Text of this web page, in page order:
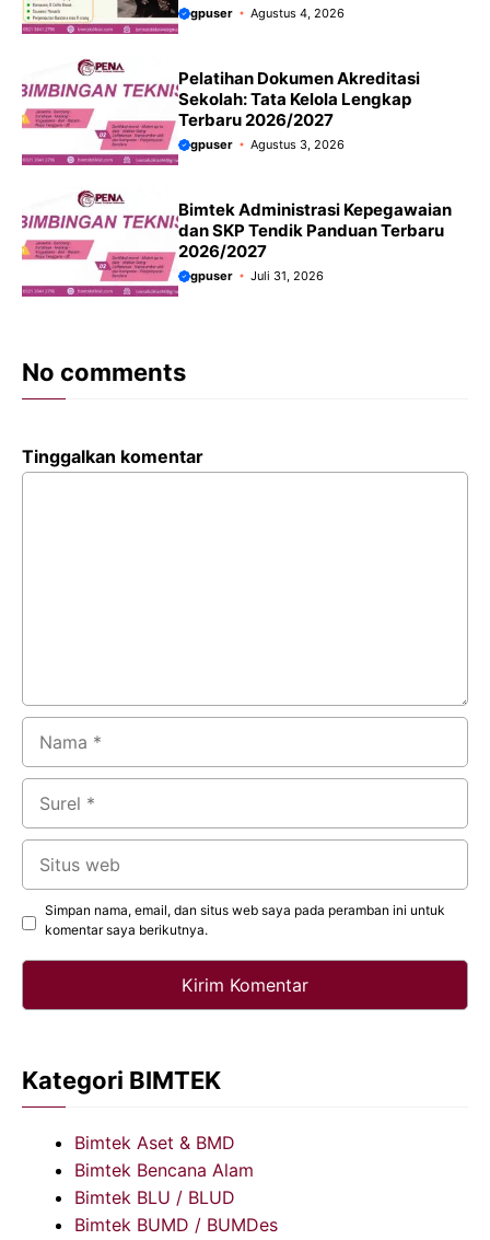
gpuser Agustus 4, 2026
Pelatihan Dokumen Akreditasi
Sekolah: Tata Kelola Lengkap
Terbaru 2026/2027
gpuser Agustus 3, 2026
Bimtek Administrasi Kepegawaian
dan SKP Tendik Panduan Terbaru
2026/2027
gpuser Juli 31, 2026
No comments
Tinggalkan komentar
Simpan nama, email, dan situs web saya pada peramban ini untuk
komentar saya berikutnya.
Kategori BIMTEK
Bimtek Aset & BMD
Bimtek Bencana Alam
Bimtek BLU / BLUD
Bimtek BUMD / BUMDes